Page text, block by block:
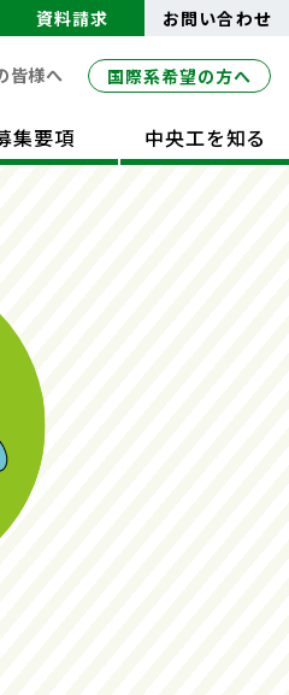
資料請求 お問い合わせ
皆様へ 国際系希望の方へ
集要項 中央工を知る